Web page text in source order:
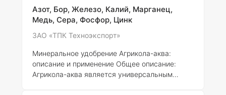
Аква содержит сбалансированный набор
макро- и микроэлементов, необходимых для
роста и развития растений. Основные
компоненты включают: - Азот (N): 10% -
Магний (MgO): 1% - Сера (S): 1%
Азот, Бор, Железо, Калий, Марганец,
Медь, Сера, Фосфор, Цинк
ЗАО «ТПК Техноэкспорт»
Минеральное удобрение Агрикола-аква:
описание и применение Общее описание:
Агрикола-аква является универсальным